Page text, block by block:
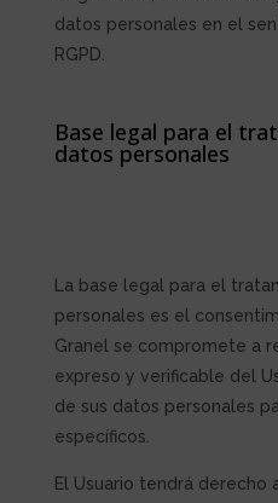
datos personales en el
RGPD.
Base legal para el
datos personales
La base legal para el
personales es el
Granel
se compromete a
expreso y verificable del
de sus datos personales
específicos.
El Usuario tendrá derecho